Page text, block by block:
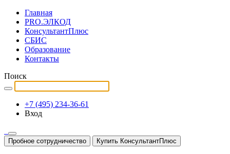
Главная
PRO.ЭЛКОД
КонсультантПлюс
СБИС
Образование
Контакты
Поиск
+7 (495) 234-36-61
Вход
Пробное сотрудничество Купить КонсультантПлюс